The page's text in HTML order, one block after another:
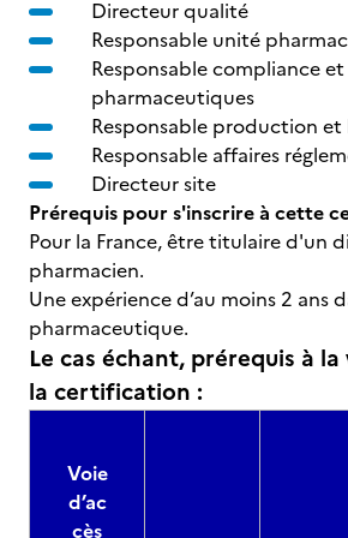
Directeur qualité
Responsable unité
Responsable compliance
pharmaceutiques
Responsable production
Responsable affaires
Directeur site
Prérequis pour s'inscrire à cette
Pour la France, être titulaire d'un
pharmacien.
Une expérience d’au moins 2 ans
pharmaceutique.
Le cas échant, prérequis à
la certification :
Voie
d’ac
cès